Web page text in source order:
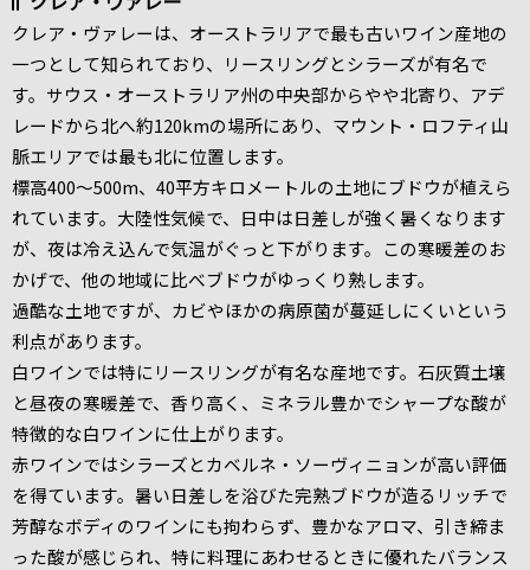
クレア・ヴァレーは、オーストラリアで最も古いワイン産地の
一つとして知られており、リースリングとシラーズが有名で
す。サウス・オーストラリア州の中央部からやや北寄り、アデ
レードから北へ約120kmの場所にあり、マウント・ロフティ山
脈エリアでは最も北に位置します。
標高400～500m、40平方キロメートルの土地にブドウが植えら
れています。大陸性気候で、日中は日差しが強く暑くなります
が、夜は冷え込んで気温がぐっと下がります。この寒暖差のお
かげで、他の地域に比べブドウがゆっくり熟します。
過酷な土地ですが、カビやほかの病原菌が蔓延しにくいという
利点があります。
白ワインでは特にリースリングが有名な産地です。石灰質土壌
と昼夜の寒暖差で、香り高く、ミネラル豊かでシャープな酸が
特徴的な白ワインに仕上がります。
赤ワインではシラーズとカベルネ・ソーヴィニョンが高い評価
を得ています。暑い日差しを浴びた完熟ブドウが造るリッチで
芳醇なボディのワインにも拘わらず、豊かなアロマ、引き締ま
った酸が感じられ、特に料理にあわせるときに優れたバランス